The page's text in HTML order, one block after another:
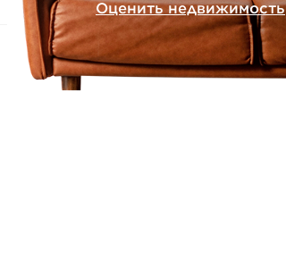
Оценить недвижимость